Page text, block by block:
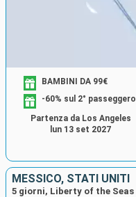
BAMBINI DA 99€
-60% sul 2° passeggero
Partenza da Los Angeles
lun 13 set 2027
MESSICO, STATI UNITI
5 giorni, Liberty of the Seas